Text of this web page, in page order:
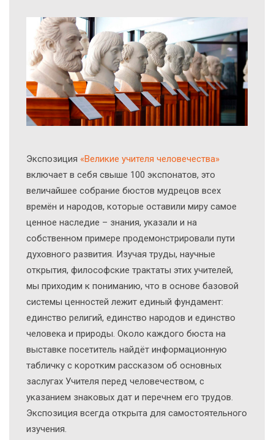
Экcпозиция «Великие учителя человечества»
включает в себя свыше 100 экспонатов, это
величайшее собрание бюстов мудрецов всех
времён и народов, которые оставили миру самое
ценное наследие – знания, указали и на
собственном примере продемонстрировали пути
духовного развития. Изучая труды, научные
открытия, философские трактаты этих учителей,
мы приходим к пониманию, что в основе базовой
системы ценностей лежит единый фундамент:
единство религий, единство народов и единство
человека и природы. Около каждого бюста на
выставке посетитель найдёт информационную
табличку с коротким рассказом об основных
заслугах Учителя перед человечеством, с
указанием знаковых дат и перечнем его трудов.
Экспозиция всегда открыта для самостоятельного
изучения.